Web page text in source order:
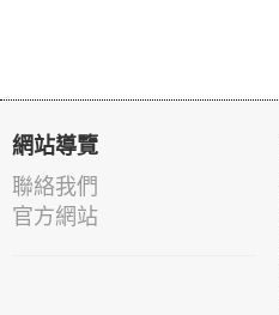
網站導覽
聯絡我們
官方網站